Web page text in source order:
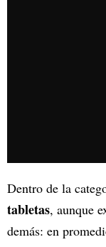
Dentro de la
tabletas, aunque
demás: en